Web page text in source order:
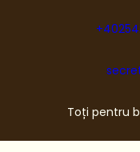
Toți pentru